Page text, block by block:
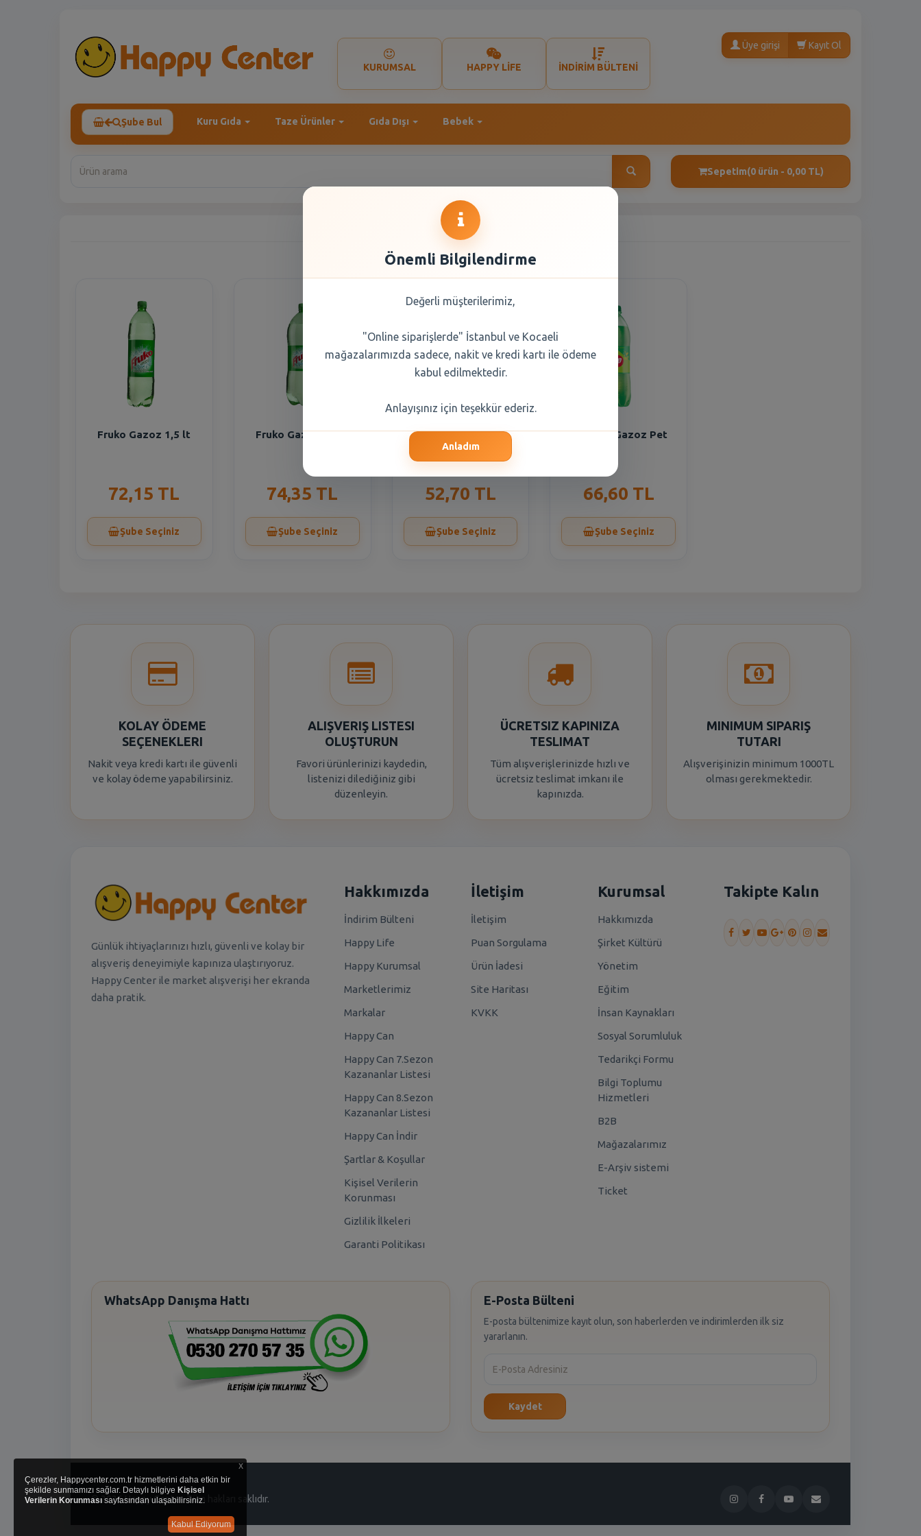
KURUMSAL HAPPY LİFE İNDİRİM BÜLTENİ
Üye girişi Kayıt Ol
Şube Bul Kuru Gıda Taze Ürünler Gıda Dışı Bebek
Sepetim(0 ürün - 0,00 TL)
Fruko Gazoz 1,5 lt
72,15 TL
Şube Seçiniz
Fruko Gazoz 2,5 lt
74,35 TL
Şube Seçiniz
7Up 330 Ml Gazoz
Kutu
52,70 TL
Şube Seçiniz
7Up 1 Lt Gazoz Pet
66,60 TL
Şube Seçiniz
KOLAY ÖDEME
SEÇENEKLERI
Nakit veya kredi kartı ile güvenli
ve kolay ödeme yapabilirsiniz.
ALIŞVERIŞ LISTESI
OLUŞTURUN
Favori ürünlerinizi kaydedin,
listenizi dilediğiniz gibi
düzenleyin.
ÜCRETSIZ KAPINIZA
TESLIMAT
Tüm alışverişlerinizde hızlı ve
ücretsiz teslimat imkanı ile
kapınızda.
MINIMUM SIPARIŞ
TUTARI
Alışverişinizin minimum 1000TL
olması gerekmektedir.
Günlük ihtiyaçlarınızı hızlı, güvenli ve kolay bir
alışveriş deneyimiyle kapınıza ulaştırıyoruz.
Happy Center ile market alışverişi her ekranda
daha pratik.
Hakkımızda
İndirim Bülteni
Happy Life
Happy Kurumsal
Marketlerimiz
Markalar
Happy Can
Happy Can 7.Sezon
Kazananlar Listesi
Happy Can 8.Sezon
Kazananlar Listesi
Happy Can İndir
Şartlar & Koşullar
Kişisel Verilerin
Korunması
Gizlilik İlkeleri
Garanti Politikası
İletişim
İletişim
Puan Sorgulama
Ürün İadesi
Site Haritası
KVKK
Kurumsal
Hakkımızda
Şirket Kültürü
Yönetim
Eğitim
İnsan Kaynakları
Sosyal Sorumluluk
Tedarikçi Formu
Bilgi Toplumu
Hizmetleri
B2B
Mağazalarımız
E-Arşiv sistemi
Ticket
Takipte Kalın
WhatsApp Danışma Hattı E-Posta Bülteni
E-posta bültenimize kayıt olun, son haberlerden ve indirimlerden ilk siz
yararlanın.
Kaydet
© 2026 Happy Center. Tüm hakları saklıdır.
x
Çerezler, Happycenter.com.tr hizmetlerini daha etkin bir
şekilde sunmamızı sağlar. Detaylı bilgiye Kişisel
Verilerin Korunması sayfasından ulaşabilirsiniz.
Kabul Ediyorum
Önemli Bilgilendirme
Değerli müşterilerimiz,
"Online siparişlerde" İstanbul ve Kocaeli
mağazalarımızda sadece, nakit ve kredi kartı ile ödeme
kabul edilmektedir.
Anlayışınız için teşekkür ederiz.
Anladım